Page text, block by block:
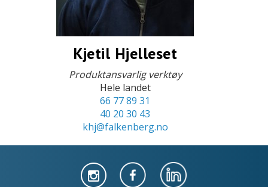
Kjetil Hjelleset
Produktansvarlig verktøy
Hele landet
66 77 89 31
40 20 30 43
khj@falkenberg.no